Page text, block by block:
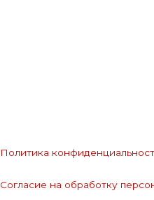
Политика
Согласие на обработку